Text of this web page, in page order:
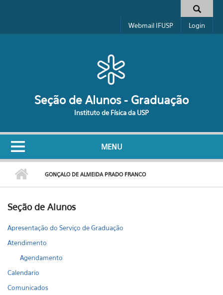
Formulário de busca
Webmail IFUSP Login
Seção de Alunos - Graduação
Instituto de Física da USP
MENU
GONÇALO DE ALMEIDA PRADO FRANCO
Seção de Alunos
Apresentação do Serviço de Graduação
Atendimento
Agendamento
Calendario
Comunicados